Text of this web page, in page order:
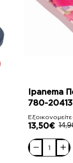
-9%
Ipanema
780-
Εξοικονομείτε
13,50€
Ipanema
Παιδικές